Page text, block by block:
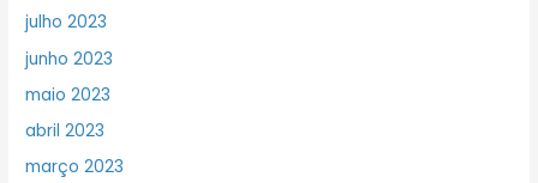
julho 2023
junho 2023
maio 2023
abril 2023
março 2023